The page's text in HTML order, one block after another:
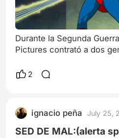
Durante la Segunda
Pictures contrató a dos
Age” en Estados Unidos y
Boop, el largometraje
Gulliver,entre otros
compitieron por el
2
ignacio peña July 25,
SED DE MAL:(alerta